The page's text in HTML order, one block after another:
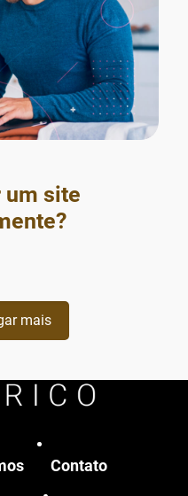
um site
mais
Contato